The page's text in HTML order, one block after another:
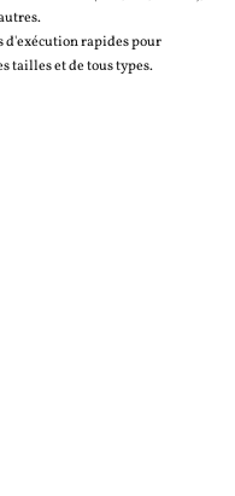
d'exécution rapides pour
tailles et de tous types.